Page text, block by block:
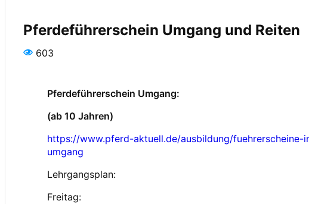
Pferdeführerschein Umgang und Reiten
603
Pferdeführerschein Umgang:
(ab 10 Jahren)
https://www.pferd-aktuell.de/ausbildung/
umgang
Lehrgangsplan:
Freitag: